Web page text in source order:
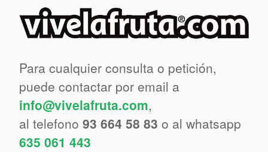
Para cualquier consulta o petición,
puede contactar por email a
info@vivelafruta.com,
al telefono 93 664 58 83 o al whatsapp
635 061 443